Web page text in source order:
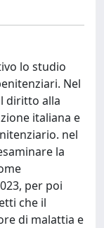
lo studio
Nel
diritto alla
italiana e
nel
la
per poi
che il
di malattia e